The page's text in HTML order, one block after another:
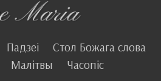
Падзеі
Стол Божага слова
Малітвы Часопіс